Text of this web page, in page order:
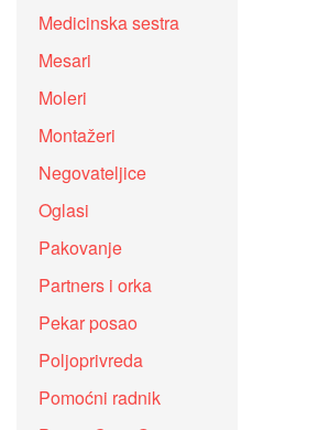
Medicinska sestra
Mesari
Moleri
Montažeri
Negovateljice
Oglasi
Pakovanje
Partners i orka
Pekar posao
Poljoprivreda
Pomoćni radnik